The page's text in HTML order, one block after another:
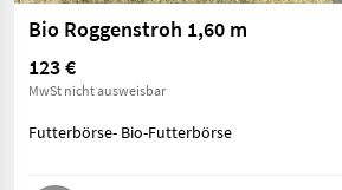
Bio Roggenstroh 1,60 m
123 €
MwSt nicht ausweisbar
Futterbörse- Bio-Futterbörse